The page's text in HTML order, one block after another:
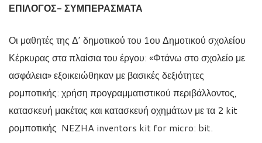
ΕΠΙΛΟΓΟΣ- ΣΥΜΠΕΡΑΣΜΑΤΑ
Οι μαθητές της Δ’ δημοτικού του 1ου Δημοτικού σχολείου
Κέρκυρας στα πλαίσια του έργου: «Φτάνω στο σχολείο με
ασφάλεια» εξοικειώθηκαν με βασικές δεξιότητες
ρομποτικής: χρήση προγραμματιστικού περιβάλλοντος,
κατασκευή μακέτας και κατασκευή οχημάτων με τα 2 kit
ρομποτικής NEZHA inventors kit for micro: bit.